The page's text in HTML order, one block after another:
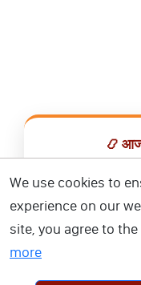
📿 आज
📅
We use cookies to
experience on our
site, you agree to
more